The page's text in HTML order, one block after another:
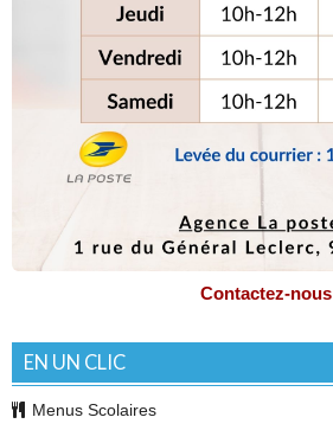
Contactez-nous
EN UN CLIC
Menus Scolaires